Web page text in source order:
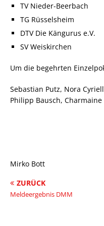
TV Nieder-Beerbach
TG Rüsselsheim
DTV Die Kängurus e.V.
SV Weiskirchen
Um die begehrten
Sebastian Putz, Nora
Philipp Bausch,
Mirko Bott
ZURÜCK
Meldeergebnis DMM